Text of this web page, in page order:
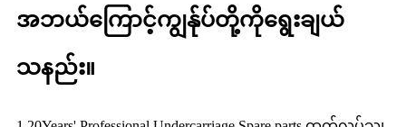
အဘယ်ကြောင့်ကျွန်ုပ်တို့ကိုရွေးချယ်
သနည်း။